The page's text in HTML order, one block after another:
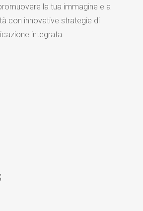
la tua immagine e a
con innovative strategie di
integrata.